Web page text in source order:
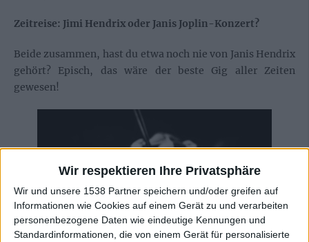
Wir respektieren Ihre Privatsphäre
Wir und unsere 1538 Partner speichern und/oder greifen auf
Informationen wie Cookies auf einem Gerät zu und verarbeiten
personenbezogene Daten wie eindeutige Kennungen und
Standardinformationen, die von einem Gerät für personalisierte
Zeitreise: Jimi Hendrix oder Janis Joplin-Konzert?
Beide zusammen, hast du etwa noch nie von Janis Hendrix
gehört? Episch, das wäre der beste Gig aller Zeiten
gewesen!